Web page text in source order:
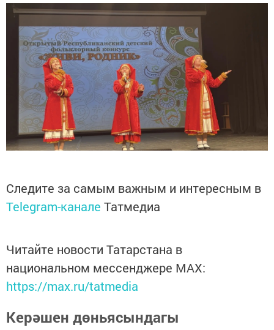
Следите за самым важным и интересным в
Telegram-канале Татмедиа
Читайте новости Татарстана в
национальном мессенджере MАХ:
https://max.ru/tatmedia
Керәшен дөньясындагы